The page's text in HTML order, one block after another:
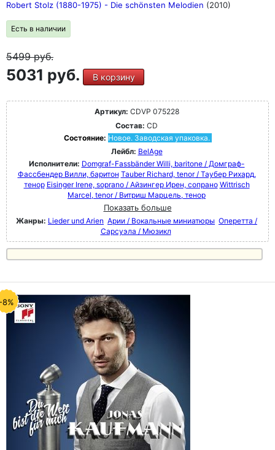
Robert Stolz (1880-1975) - Die schönsten Melodien (2010)
Есть в наличии
5499руб.
5031 руб. В корзину
Артикул: CDVP 075228
Состав: CD
Состояние: Новое. Заводская упаковка.
Лейбл: BelAge
Исполнители: Domgraf-Fassbänder Willi, baritone / Домграф-
Фассбендер Вилли, баритон Tauber Richard, tenor / Таубер Рихард,
тенор Eisinger Irene, soprano / Айзингер Ирен, сопрано Wittrisch
Marcel, tenor / Витриш Марцель, тенор
Показать больше
Жанры: Lieder und Arien Арии / Вокальные миниатюры Оперетта /
Сарсуэла / Мюзикл
8%